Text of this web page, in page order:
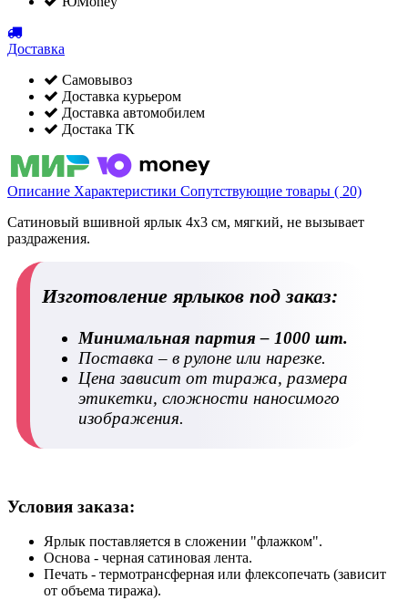
Доставка
Самовывоз
Доставка курьером
Доставка автомобилем
Достака ТК
Описание Характеристики Сопутствующие товары ( 20)
Сатиновый вшивной ярлык 4х3 см, мягкий, не вызывает
раздражения.
Изготовление ярлыков под заказ:
Минимальная партия – 1000 шт.
Поставка – в рулоне или нарезке.
Цена зависит от тиража, размера
этикетки, сложности наносимого
изображения.
Условия заказа:
Ярлык поставляется в сложении "флажком".
Основа - черная сатиновая лента.
Печать - термотрансферная или флексопечать (зависит
от объема тиража).